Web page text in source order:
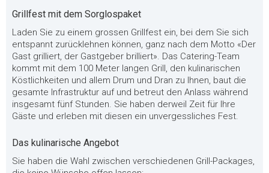
Grillfest mit dem Sorglospaket
Laden Sie zu einem grossen Grillfest ein, bei dem Sie sich
entspannt zurücklehnen können, ganz nach dem Motto «Der
Gast grilliert, der Gastgeber brilliert». Das Catering-Team
kommt mit dem 100 Meter langen Grill, den kulinarischen
Köstlichkeiten und allem Drum und Dran zu Ihnen, baut die
gesamte Infrastruktur auf und betreut den Anlass während
insgesamt fünf Stunden. Sie haben derweil Zeit für Ihre
Gäste und erleben mit diesen ein unvergessliches Fest.
Das kulinarische Angebot
Sie haben die Wahl zwischen verschiedenen Grill-Packages,